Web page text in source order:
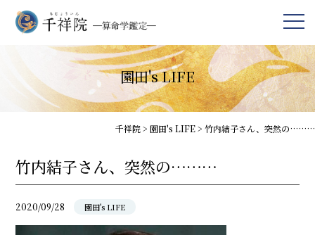
園田's LIFE
千祥院> 園田's LIFE> 竹内結子さん、突然の………
竹内結子さん、突然の………
2020/09/28 園田's LIFE